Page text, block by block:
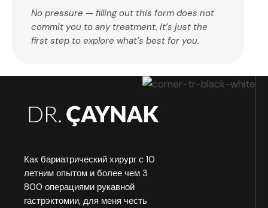
No pressure — filling out this form does not
commit you to any treatment. It’s just the
first step to explore what’s best for you.
Как бариатрический хирург с 10
летним опытом и более чем 3
800 операциями рукавной
гастрэктомии, для меня честь